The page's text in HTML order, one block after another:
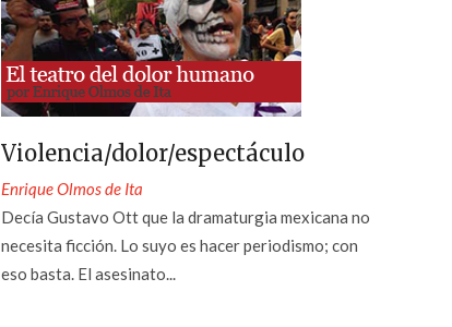
Violencia/dolor/espectáculo
Enrique Olmos de Ita
Decía Gustavo Ott que la dramaturgia mexicana no
necesita ficción. Lo suyo es hacer periodismo; con
eso basta. El asesinato...